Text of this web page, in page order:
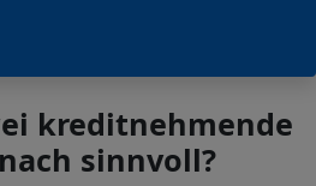
kreditnehmende
sinnvoll?